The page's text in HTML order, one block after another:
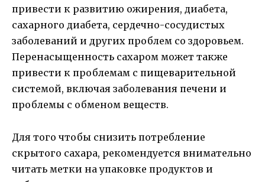
привести к развитию ожирения, диабета,
сахарного диабета, сердечно-сосудистых
заболеваний и других проблем со здоровьем.
Перенасыщенность сахаром может также
привести к проблемам с пищеварительной
системой, включая заболевания печени и
проблемы с обменом веществ.
Для того чтобы снизить потребление
скрытого сахара, рекомендуется внимательно
читать метки на упаковке продуктов и